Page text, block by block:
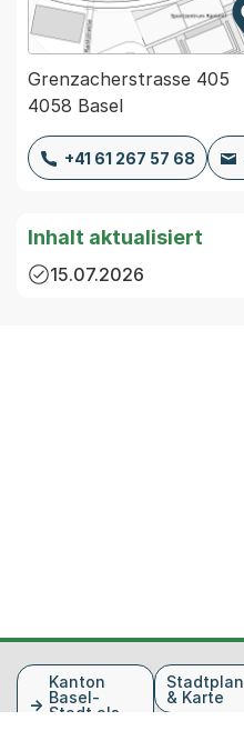
Grenzacherstrasse 405
4058 Basel
+41 61 267 57 68
Inhalt aktualisiert
15.07.2026
FusszeileKanton
Basel-
Stadt als
Stadtplan
& Karte